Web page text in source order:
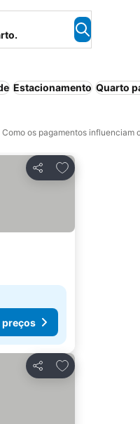
Estacionamento Quarto
Como os pagamentos influenciam
Partilhar
Adicionar aos
preços
Partilhar
Adicionar aos